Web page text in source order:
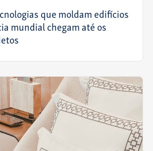
que moldam edifícios
mundial chegam até os